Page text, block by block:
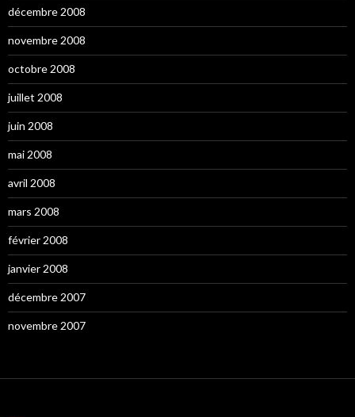
décembre 2008
novembre 2008
octobre 2008
juillet 2008
juin 2008
mai 2008
avril 2008
mars 2008
février 2008
janvier 2008
décembre 2007
novembre 2007